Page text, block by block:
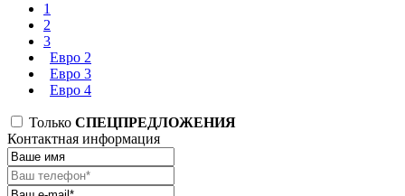
1
2
3
Евро 2
Евро 3
Евро 4
Только СПЕЦПРЕДЛОЖЕНИЯ
Контактная информация